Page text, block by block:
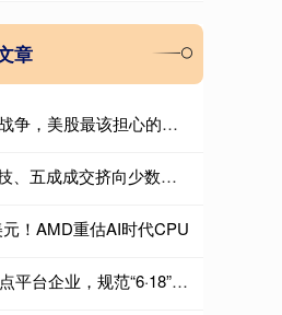
章
亿融策略 不是AI、也不是战争，美股最该担心的是日本?
恒盛策略 六成仓位押注科技、五成成交挤向少数个股，AI抱团行情会重演历史瓦解吗？
！AMD重估AI时代CPU
迪时策略 北京约谈17家重点平台企业，规范“6·18”期间平台经营行为